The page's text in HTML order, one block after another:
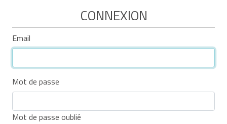
CONNEXION
Email
Mot de passe
Mot de passe oublié